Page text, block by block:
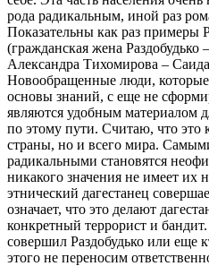
рода радикальным, иной раз
Показательны как раз примеры
(гражданская жена Раздобудько
Александра Тихомирова –
Новообращенные люди,
основы знаний, с еще не
являются удобным материалом
по этому пути. Считаю, что это
страны, но и всего мира.
радикальными становятся
никакого значения не имеет их
этнический дагестанец
означает, что это делают
конкретный террорист и
совершил Раздобудько или еще
этого не переносим